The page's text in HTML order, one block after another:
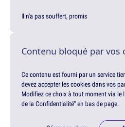
Il n'a pas souffert, promis
Contenu bloqué par vos
Ce contenu est fourni par un service
devez accepter les cookies dans vos
Modifiez ce choix à tout moment via le
de la Confidentialité" en bas de page.